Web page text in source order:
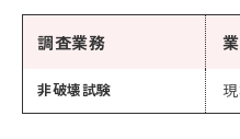
調査業務
非破壊試験